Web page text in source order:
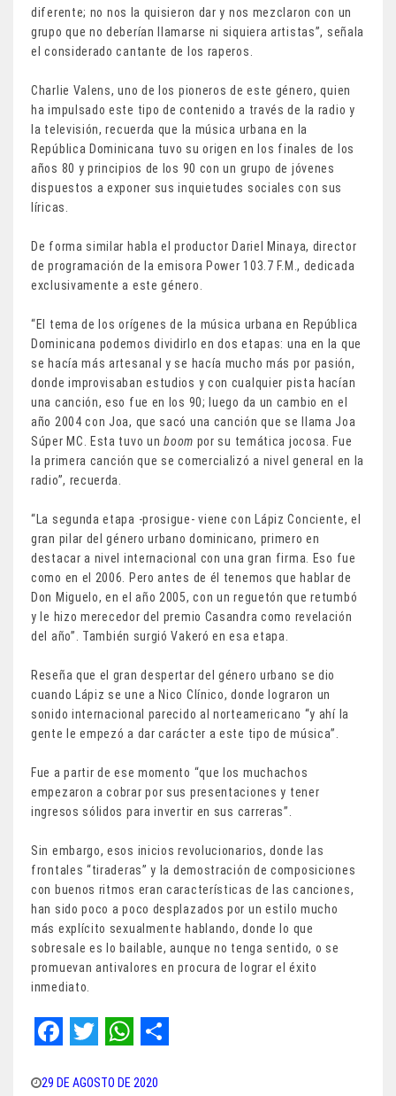
diferente; no nos la quisieron dar y nos mezclaron con un
grupo que no deberían llamarse ni siquiera artistas”, señala
el considerado cantante de los raperos.
Charlie Valens, uno de los pioneros de este género, quien
ha impulsado este tipo de contenido a través de la radio y
la televisión, recuerda que la música urbana en la
República Dominicana tuvo su origen en los finales de los
años 80 y principios de los 90 con un grupo de jóvenes
dispuestos a exponer sus inquietudes sociales con sus
líricas.
De forma similar habla el productor Dariel Minaya, director
de programación de la emisora Power 103.7 F.M., dedicada
exclusivamente a este género.
“El tema de los orígenes de la música urbana en República
Dominicana podemos dividirlo en dos etapas: una en la que
se hacía más artesanal y se hacía mucho más por pasión,
donde improvisaban estudios y con cualquier pista hacían
una canción, eso fue en los 90; luego da un cambio en el
año 2004 con Joa, que sacó una canción que se llama Joa
Súper MC. Esta tuvo unboom por su temática jocosa. Fue
la primera canción que se comercializó a nivel general en la
radio”, recuerda.
“La segunda etapa -prosigue- viene con Lápiz Conciente, el
gran pilar del género urbano dominicano, primero en
destacar a nivel internacional con una gran firma. Eso fue
como en el 2006. Pero antes de él tenemos que hablar de
Don Miguelo, en el año 2005, con un reguetón que retumbó
y le hizo merecedor del premio Casandra como revelación
del año”. También surgió Vakeró en esa etapa.
Reseña que el gran despertar del género urbano se dio
cuando Lápiz se une a Nico Clínico, donde lograron un
sonido internacional parecido al norteamericano “y ahí la
gente le empezó a dar carácter a este tipo de música”.
Fue a partir de ese momento “que los muchachos
empezaron a cobrar por sus presentaciones y tener
ingresos sólidos para invertir en sus carreras”.
Sin embargo, esos inicios revolucionarios, donde las
frontales “tiraderas” y la demostración de composiciones
con buenos ritmos eran características de las canciones,
han sido poco a poco desplazados por un estilo mucho
más explícito sexualmente hablando, donde lo que
sobresale es lo bailable, aunque no tenga sentido, o se
promuevan antivalores en procura de lograr el éxito
inmediato.
a
w h
h
29 DE AGOSTO DE 2020